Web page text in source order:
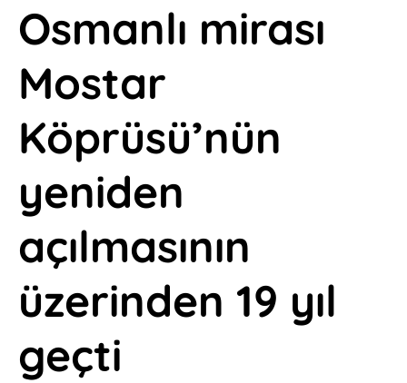
Osmanlı mirası
Mostar
Köprüsü’nün
yeniden
açılmasının
üzerinden 19 yıl
geçti